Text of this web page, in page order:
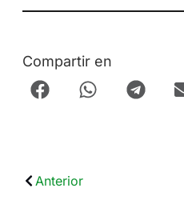
Compartir en
Anterior